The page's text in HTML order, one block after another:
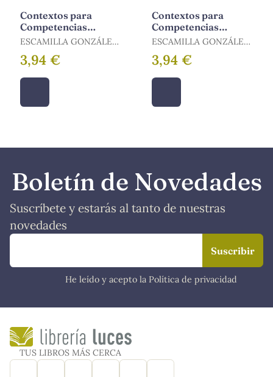
Contextos para
Competencias
Básicas, Educación
ESCAMILLA GONZÁLEZ,
AMPARO
3,94 €
Contextos para
Competencias
Básicas, Educación
8
ESCAMILLA GONZÁLEZ,
AMPARO
3,94 €
Boletín de Novedades
Suscríbete y estarás al tanto de nuestras
novedades
He leído y acepto la Política de privacidad
TUS LIBROS MÁS CERCA